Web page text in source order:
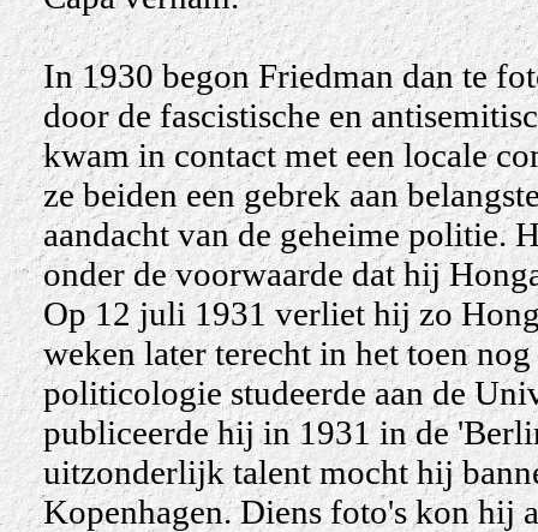
In 1930 begon Friedman dan te
door de fascistische en
kwam in contact met een locale
ze beiden een gebrek aan
aandacht van de geheime politie.
onder de voorwaarde dat hij
Op 12 juli 1931 verliet hij zo
weken later terecht in het toen
politicologie studeerde aan de
publiceerde hij in 1931 in de
uitzonderlijk talent mocht hij
Kopenhagen.Diens foto's kon hij